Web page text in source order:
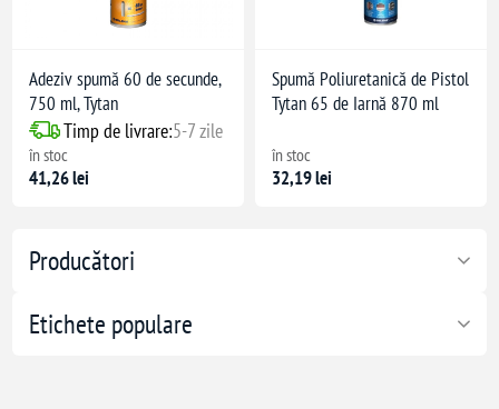
Producători
Etichete populare
Adeziv spumă 60 de secunde,
750 ml, Tytan
Timp de livrare:5-7 zile
în stoc
41,26 lei
Spumă Poliuretanică de Pistol
Tytan 65 de Iarnă 870 ml
în stoc
32,19 lei